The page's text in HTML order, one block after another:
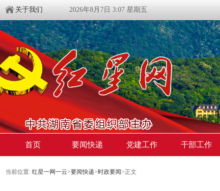
关于我们 2026年8月7日 3:07 星期五
首页 要闻快递 党建工作 干部工作
当前位置: 红星一网一云>要闻快递>时政要闻>正文